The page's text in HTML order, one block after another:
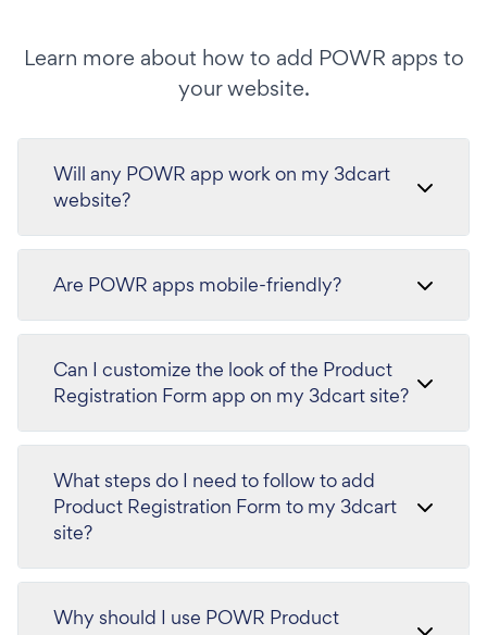
Learn more about how to add POWR apps to
your website.
Will any POWR app work on my 3dcart
website?
Are POWR apps mobile-friendly?
Can I customize the look of the Product
Registration Form app on my 3dcart site?
What steps do I need to follow to add
Product Registration Form to my 3dcart
site?
Why should I use POWR Product